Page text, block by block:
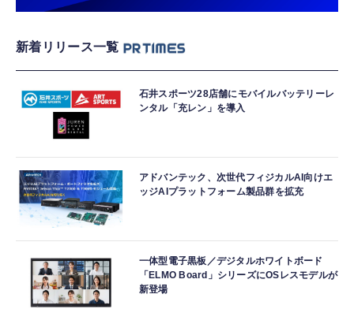
新着リリース一覧
石井スポーツ28店舗にモバイルバッテリーレ
ンタル「充レン」を導入
アドバンテック、次世代フィジカルAI向けエ
ッジAIプラットフォーム製品群を拡充
一体型電子黒板／デジタルホワイトボード
「ELMO Board」シリーズにOSレスモデルが
新登場